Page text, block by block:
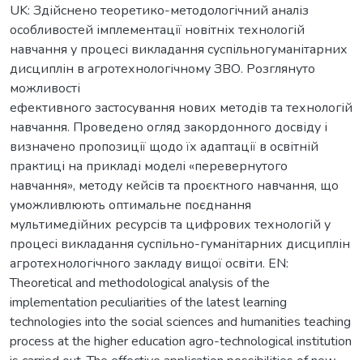
UK: Здійснено теоретико-методологічний аналіз
особливостей імплементації новітніх технологій
навчання у процесі викладання суспільногуманітарних
дисциплін в агротехнологічному ЗВО. Розглянуто
можливості
ефективного застосування нових методів та технологій
навчання. Проведено огляд закордонного досвіду і
визначено пропозиції щодо їх адаптації в освітній
практиці на прикладі моделі «перевернутого
навчання», методу кейсів та проєктного навчання, що
уможливлюють оптимальне поєднання
мультимедійних ресурсів та цифрових технологій у
процесі викладання суспільно-гуманітарних дисциплін
агротехнологічного закладу вищої освіти. EN:
Theoretical and methodological analysis of the
implementation peculiarities of the latest learning
technologies into the social sciences and humanities teaching
process at the higher education agro-technological institution